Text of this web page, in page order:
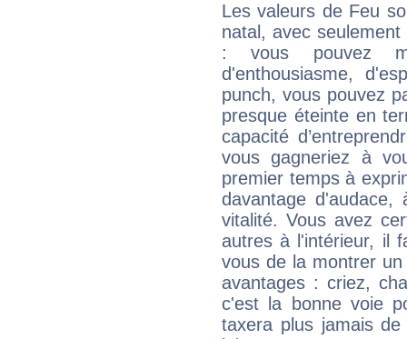
Les valeurs de Feu
natal, avec
: vous pouvez
d'enthousiasme,
punch, vous pouvez
presque éteinte en
capacité
vous gagneriez à
premier temps à
davantage
vitalité. Vous avez
autres à l'intérieur, il
vous de la montrer
avantages : criez,
c'est la bonne voie
taxera plus jamais